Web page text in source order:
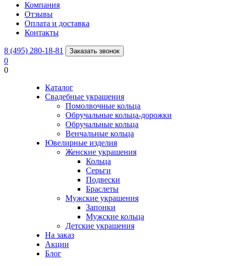
Компания
Отзывы
Оплата и доставка
Контакты
8 (495) 280-18-81 Заказать звонок
0
0
Каталог
Свадебные украшения
Помолвочные кольца
Обручальные кольца-дорожки
Обручальные кольца
Венчальные кольца
Ювелирные изделия
Женские украшения
Кольца
Серьги
Подвески
Браслеты
Мужские украшения
Запонки
Мужские кольца
Детские украшения
На заказ
Акции
Блог